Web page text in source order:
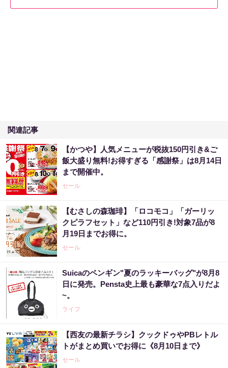
関連記事
【かつや】人気メニューが税抜150円引き&ご
飯大盛り無料!お得すぎる「感謝祭」は8月14日
まで開催中。
セール
【むさしの森珈琲】「ロコモコ」「ガーリッ
クピラフセット」など110円引き!対象7品が8
月19日までお得に。
セール
Suicaのペンギン"夏のラッキーバッグ"が8月8
日に発売。Pensta史上最も豪華な7点入りだよ
~。
ライフ
【西友の最新チラシ】クックドゥやPBレトル
トがまとめ買いでお得に《8月10日まで》
セール